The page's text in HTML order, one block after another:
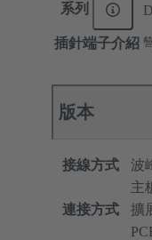
系列
插針端子介紹
版本
接線方式 波
連接方式
主
擴